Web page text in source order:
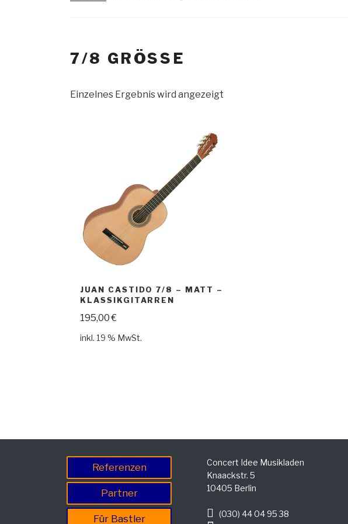
7/8 GRÖSSE
Einzelnes Ergebnis wird angezeigt
JUAN CASTIDO 7/8 – MATT –
KLASSIKGITARREN
195,00€
inkl. 19 % MwSt.
Referenzen
Partner
Für Bastler
Concert Idee Musikladen
Knaackstr. 5
10405 Berlin
(030) 44 04 95 38